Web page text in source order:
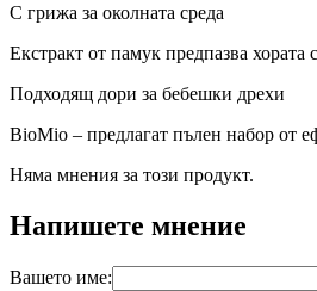
С грижа за околната среда
Екстракт от памук предпазва
Подходящ дори за бебешки дрехи
BioMio – предлагат пълен набор от
Няма мнения за този продукт.
Напишете мнение
Вашето име: